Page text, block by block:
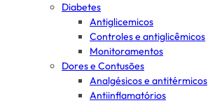
Diabetes
Antiglicemicos
Controles e antiglicêmicos
Monitoramentos
Dores e Contusões
Analgésicos e antitérmicos
Antiinflamatórios